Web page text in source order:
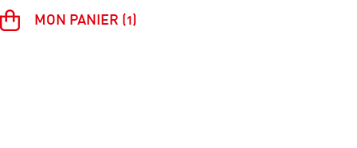
MON PANIER (1)